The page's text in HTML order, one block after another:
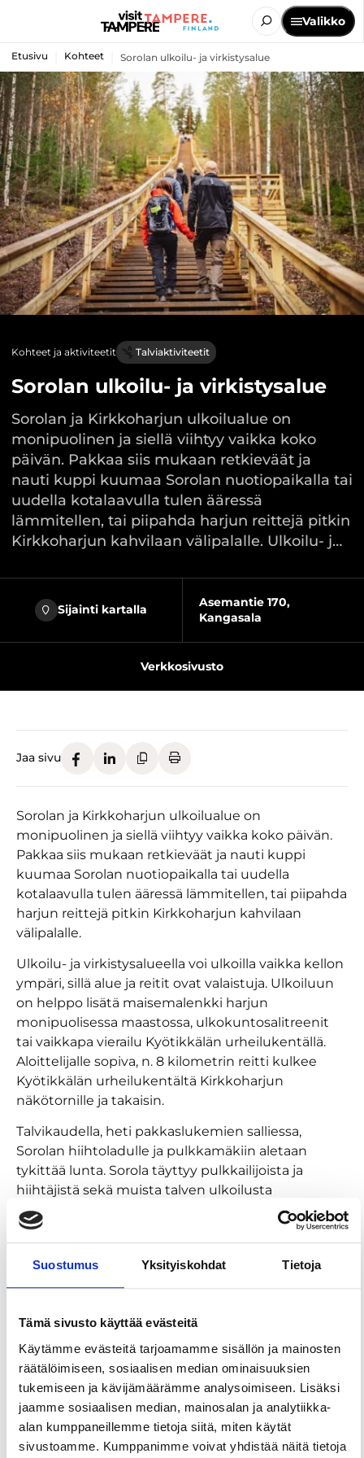
Suostumus Yksityiskohdat Tietoja
Tämä sivusto käyttää evästeitä
Käytämme evästeitä tarjoamamme sisällön ja mainosten
räätälöimiseen, sosiaalisen median ominaisuuksien
tukemiseen ja kävijämäärämme analysoimiseen. Lisäksi
jaamme sosiaalisen median, mainosalan ja analytiikka-
alan kumppaneillemme tietoja siitä, miten käytät
sivustoamme. Kumppanimme voivat yhdistää näitä tietoja
Valikko
Etusivu Kohteet Sorolan ulkoilu- ja virkistysalue
Kohteet ja aktiviteetit Talviaktiviteetit
Sorolan ulkoilu- ja virkistysalue
Sorolan ja Kirkkoharjun ulkoilualue on
monipuolinen ja siellä viihtyy vaikka koko
päivän. Pakkaa siis mukaan retkieväät ja
nauti kuppi kuumaa Sorolan nuotiopaikalla tai
uudella kotalaavulla tulen ääressä
lämmitellen, tai piipahda harjun reittejä pitkin
Kirkkoharjun kahvilaan välipalalle. Ulkoilu- j…
Sijainti kartalla
Asemantie 170,
Kangasala
Verkkosivusto
Jaa sivu
Sorolan ja Kirkkoharjun ulkoilualue on
monipuolinen ja siellä viihtyy vaikka koko päivän.
Pakkaa siis mukaan retkieväät ja nauti kuppi
kuumaa Sorolan nuotiopaikalla tai uudella
kotalaavulla tulen ääressä lämmitellen, tai piipahda
harjun reittejä pitkin Kirkkoharjun kahvilaan
välipalalle.
Ulkoilu- ja virkistysalueella voi ulkoilla vaikka kellon
ympäri, sillä alue ja reitit ovat valaistuja. Ulkoiluun
on helppo lisätä maisemalenkki harjun
monipuolisessa maastossa, ulkokuntosalitreenit
tai vaikkapa vierailu Kyötikkälän urheilukentällä.
Aloittelijalle sopiva, n. 8 kilometrin reitti kulkee
Kyötikkälän urheilukentältä Kirkkoharjun
näkötornille ja takaisin.
Talvikaudella, heti pakkaslukemien salliessa,
Sorolan hiihtoladulle ja pulkkamäkiin aletaan
tykittää lunta. Sorola täyttyy pulkkailijoista ja
hiihtäjistä sekä muista talven ulkoilusta
innostuneista reippailijoista.
Sorolan kuntoportaat
Alueen tähtipaikalla koreilevat elokuussa 2020
askelman verran. Välille on rakennettu muutama
maisemia, jos pulssin tasaaminen sitä vaatii.
Kuntoportailla järjestetään myös tapahtumia,
esimerkiksi Porrasjuoksut.
Pulkkamäki, tykkilunta ja hiihtolatuja
Sorolassa sijaitsee Kangasalan kaupungin